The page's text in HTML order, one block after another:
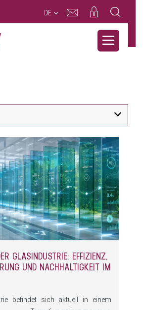
DE
GLASINDUSTRIE: EFFIZIENZ,
UND NACHHALTIGKEIT IM
befindet sich aktuell in einem